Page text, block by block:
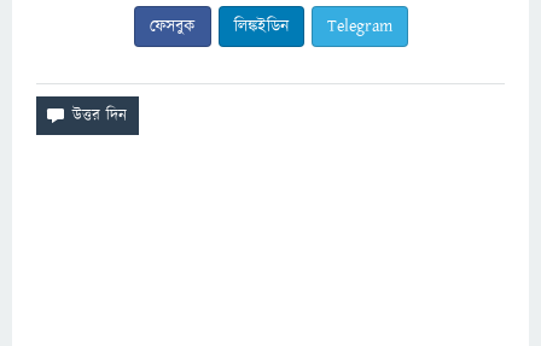
ফেসবুক লিঙ্কইডিন Telegram